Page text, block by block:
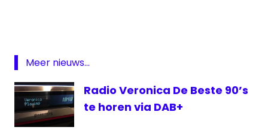
Meer nieuws...
Radio Veronica De Beste 90’s
te horen via DAB+